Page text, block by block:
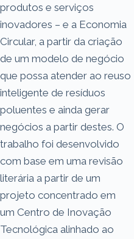
produtos e serviços
inovadores – e a Economia
Circular, a partir da criação
de um modelo de negócio
que possa atender ao reuso
inteligente de resíduos
poluentes e ainda gerar
negócios a partir destes. O
trabalho foi desenvolvido
com base em uma revisão
literária a partir de um
projeto concentrado em
um Centro de Inovação
Tecnológica alinhado ao